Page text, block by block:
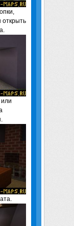
открыть